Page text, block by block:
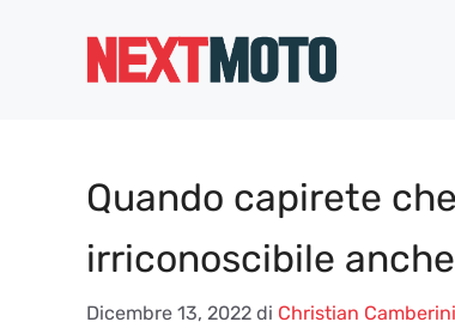
Quando capirete
irriconoscibile
Dicembre 13, 2022 di Christian Camberini